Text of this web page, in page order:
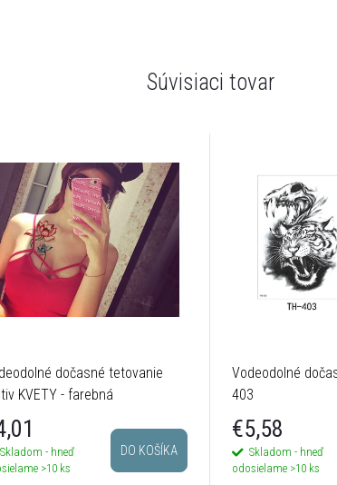
Súvisiaci tovar
dočasné tetovanie
KVETY - farebná
Skladom - hneď
>10 ks
DO KOŠÍKA
Vodeodolné
403
€5,58
Skladom - hneď
odosielame >10 ks